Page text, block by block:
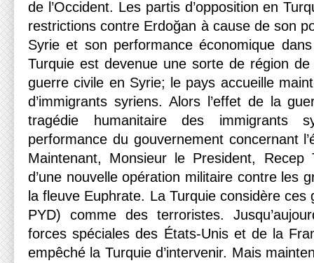
de l’Occident. Les partis d’opposition en
restrictions contre Erdoğan à cause de son
Syrie et son performance économique
Turquie est devenue une sorte de région
guerre civile en Syrie; le pays accueille
d’immigrants syriens. Alors l’effet de la
tragédie humanitaire des immigrants
performance du gouvernement concernant
Maintenant, Monsieur le President, Recep
d’une nouvelle opération militaire contre les
la fleuve Euphrate. La Turquie considère
PYD) comme des terroristes.
forces spéciales des États-Unis et de la
empêché la Turquie d’intervenir. Mais